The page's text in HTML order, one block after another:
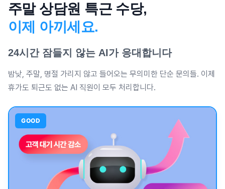
주말 상담원 특근 수당,
이제 아끼세요.
24시간 잠들지 않는 AI가 응대합니다
밤낮, 주말, 명절 가리지 않고 들어오는 무의미한 단순 문의들. 이제
휴가도 퇴근도 없는 AI 직원이 모두 처리합니다.